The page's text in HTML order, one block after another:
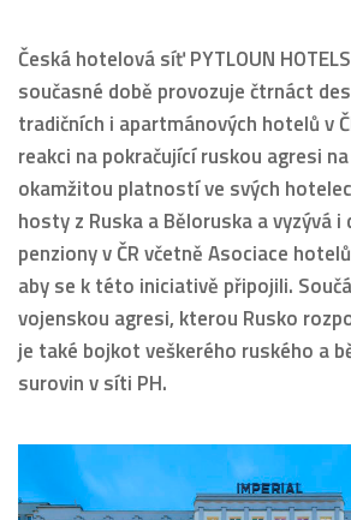
Česká hotelová síť PYTLOUN
současné době provozuje čtrnáct
tradičních i apartmánových hotelů v
reakci na pokračující ruskou agresi
okamžitou platností ve svých
hosty z Ruska a Běloruska a vyzývá
penziony v ČR včetně Asociace
aby se k této iniciativě připojili.
vojenskou agresi, kterou Rusko
je také bojkot veškerého ruského a
surovin v síti PH.